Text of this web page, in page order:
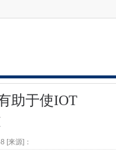
助于使IOT
[来源]：